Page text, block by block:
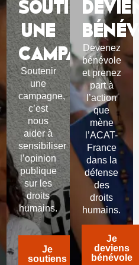
SOUTIENS
UNE
CAMPAGNE.
Soutenir
une
campagne,
c’est
nous
aider à
sensibiliser
l’opinion
publique
sur les
droits
humains.
Je
soutiens
Devenez
bénévole
et prenez
part à
l’action
que
mène
l’ACAT-
France
dans la
défense
des
droits
humains.
Je
deviens
bénévole